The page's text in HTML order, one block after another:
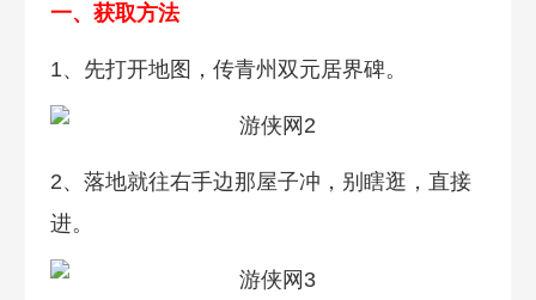
一、获取方法
1、先打开地图，传青州双元居界碑。
2、落地就往右手边那屋子冲，别瞎逛，直接
进。